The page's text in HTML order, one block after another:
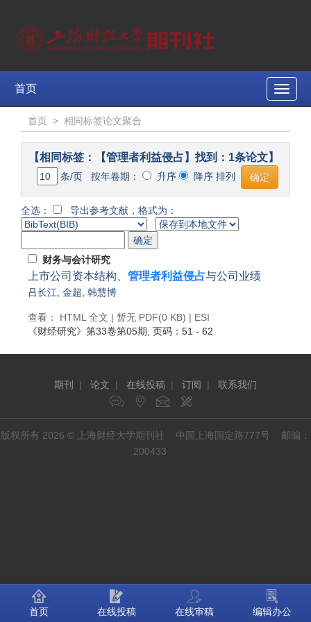
Toggle
首页
首页 > 相同标签论文聚合
【相同标签：【管理者利益侵占】找到：1条论文】
条/页 按年卷期： 升序 降序 排列
全选： 导出参考文献，格式为：
财务与会计研究
上市公司资本结构、 管理者利益侵占与公司业绩
吕长江 金超 韩慧博
查看： HTML 全文 | 暂无 PDF(0 KB) | ESI
《财经研究》 第33卷第05期 , 页码：51 - 62
期刊 | 论文 | 在线投稿 | 订阅 | 联系我们
版权所有 2026 © 上海财经大学期刊社 中国上海国定路777号 邮编：
200433
首页 在线投稿 在线审稿 编辑办公